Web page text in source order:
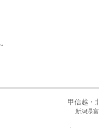
甲信越・
新潟県